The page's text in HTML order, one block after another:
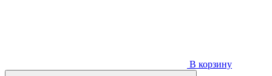
В корзину